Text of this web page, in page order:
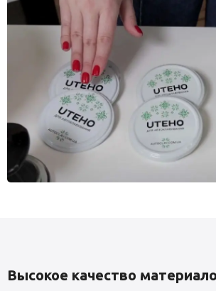
Высокое качество